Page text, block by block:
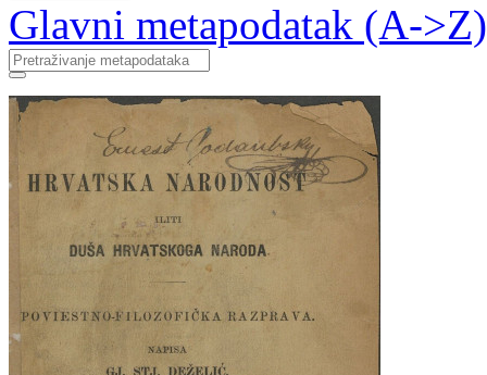
Glavni metapodatak (A->Z)